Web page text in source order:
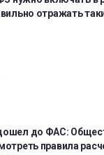
отражать
до ФАС:
правила